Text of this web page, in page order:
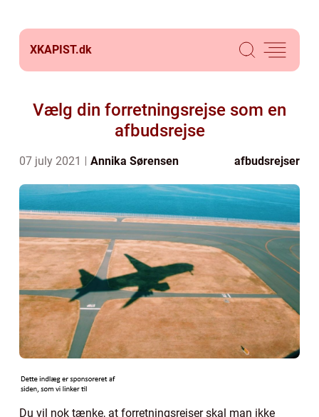
XKAPIST.dk
Vælg din forretningsrejse som en
afbudsrejse
07 july 2021 Annika Sørensen afbudsrejser
Du vil nok tænke, at forretningsrejser skal man ikke